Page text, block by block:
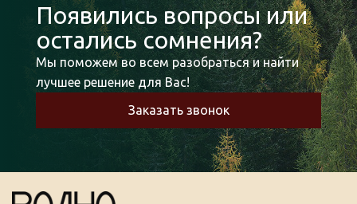
Появились вопросы или
остались сомнения?
Мы поможем во всем разобраться и найти
лучшее решение для Вас!
Заказать звонок